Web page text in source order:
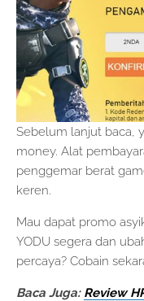
Sebelum lanjut baca,
money. Alat
penggemar berat
keren.
Mau dapat promo
YODU segera dan
percaya? Cobain
Baca Juga: Review